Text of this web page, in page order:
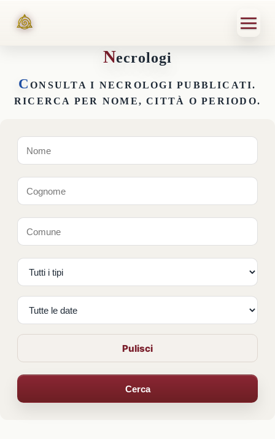
Necrologi
C ONSULTA I NECROLOGI PUBBLICATI.
RICERCA PER NOME, CITTÀ O PERIODO.
Pulisci
Cerca